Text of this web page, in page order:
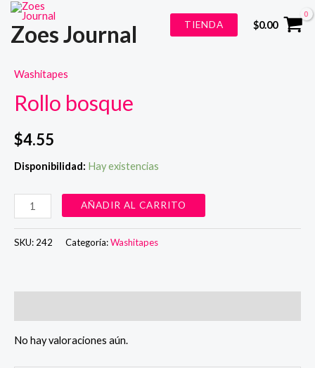
contenido
Zoes Journal TIENDA $0.00
Washitapes
Rollo bosque
$4.55
Disponibilidad: Hay existencias
Rollo
bosque
cantidad
AÑADIR AL CARRITO
SKU: 242 Categoría:Washitapes
No hay valoraciones aún.